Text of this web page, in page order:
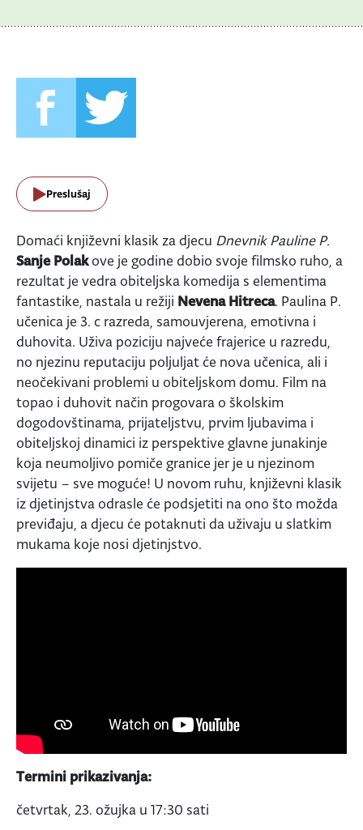
Preslušaj
Domaći književni klasik za djecu Dnevnik Pauline P.
Sanje Polakove je godine dobio svoje filmsko ruho, a
rezultat je vedra obiteljska komedija s elementima
fantastike, nastala u režiji Nevena Hitreca. Paulina P.
učenica je 3. c razreda, samouvjerena, emotivna i
duhovita. Uživa poziciju najveće frajerice u razredu,
no njezinu reputaciju poljuljat će nova učenica, ali i
neočekivani problemi u obiteljskom domu. Film na
topao i duhovit način progovara o školskim
dogodovštinama, prijateljstvu, prvim ljubavima i
obiteljskoj dinamici iz perspektive glavne junakinje
koja neumoljivo pomiče granice jer je u njezinom
svijetu – sve moguće! U novom ruhu, književni klasik
iz djetinjstva odrasle će podsjetiti na ono što možda
previđaju, a djecu će potaknuti da uživaju u slatkim
mukama koje nosi djetinjstvo.
Termini prikazivanja:
četvrtak, 23. ožujka u 17:30 sati